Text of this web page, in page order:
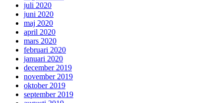
juli 2020
juni 2020
maj 2020
april 2020
mars 2020
februari 2020
januari 2020
december 2019
november 2019
oktober 2019
september 2019